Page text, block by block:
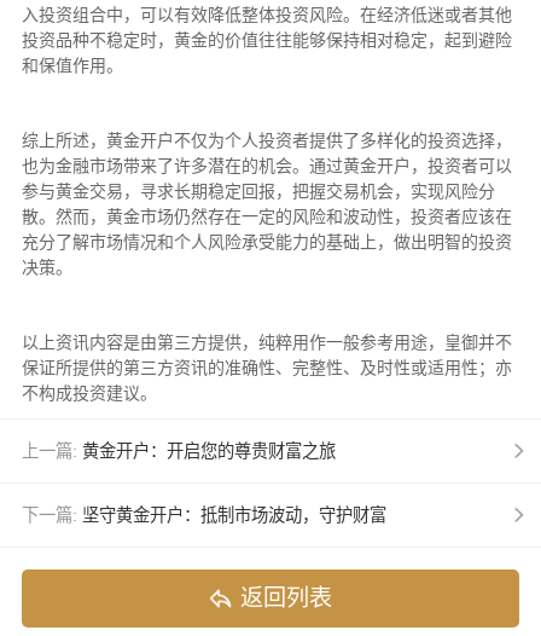
入投资组合中，可以有效降低整体投资风险。在经济低迷或者其他
投资品种不稳定时，黄金的价值往往能够保持相对稳定，起到避险
和保值作用。
综上所述，黄金开户不仅为个人投资者提供了多样化的投资选择，
也为金融市场带来了许多潜在的机会。通过黄金开户，投资者可以
参与黄金交易，寻求长期稳定回报，把握交易机会，实现风险分
散。然而，黄金市场仍然存在一定的风险和波动性，投资者应该在
充分了解市场情况和个人风险承受能力的基础上，做出明智的投资
决策。
以上资讯内容是由第三方提供，纯粹用作一般参考用途，皇御并不
保证所提供的第三方资讯的准确性、完整性、及时性或适用性；亦
不构成投资建议。
上一篇: 黄金开户：开启您的尊贵财富之旅
下一篇: 坚守黄金开户：抵制市场波动，守护财富
返回列表